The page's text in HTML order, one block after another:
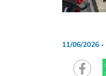
11/06/2026